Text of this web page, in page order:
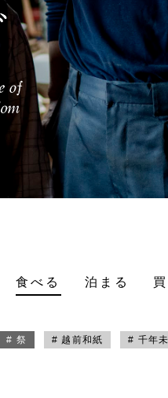
食べる 泊まる
# 祭 # 越前和紙 # 千年